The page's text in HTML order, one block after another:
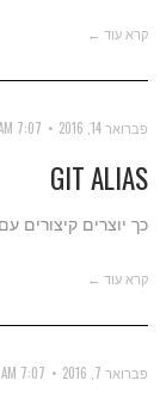
קרא עוד ←
פברואר 14, 2016 7:07 AM
GIT ALIAS
כך יוצרים קיצורים עם git
קרא עוד ←
פברואר 7, 2016 7:07 AM